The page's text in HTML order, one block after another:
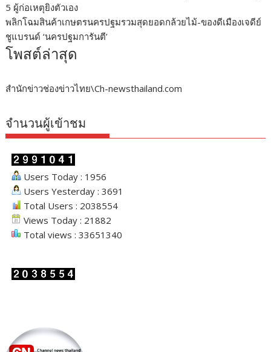
5 ผู้ก่อเหตุยิงตัวเอง
พลิกโฉมสินค้าเกษตรนครปฐมรวมสุดยอดกล้วยไม้-ของดีเมืองเจดีย์
ชูแบรนด์ ‘นครปฐมการันตี’
โพสต์ล่าสุด
สำนักข่าวช่องข่าวไทย\Ch-newsthailand.com
จำนวนผู้เข้าชม
Users Today : 1956
Users Yesterday : 3691
Total Users : 2038554
Views Today : 21882
Total views : 33651340